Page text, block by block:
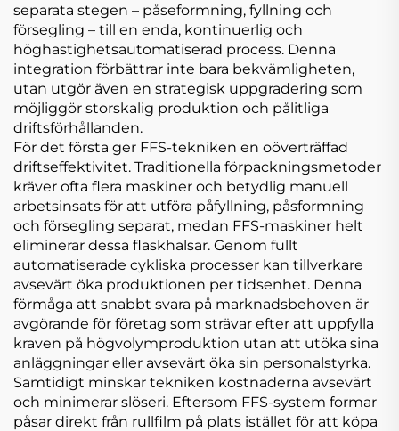
separata stegen – påseformning, fyllning och
försegling – till en enda, kontinuerlig och
höghastighetsautomatiserad process. Denna
integration förbättrar inte bara bekvämligheten,
utan utgör även en strategisk uppgradering som
möjliggör storskalig produktion och pålitliga
driftsförhållanden.
För det första ger FFS-tekniken en oöverträffad
driftseffektivitet. Traditionella förpackningsmetoder
kräver ofta flera maskiner och betydlig manuell
arbetsinsats för att utföra påfyllning, påsformning
och försegling separat, medan FFS-maskiner helt
eliminerar dessa flaskhalsar. Genom fullt
automatiserade cykliska processer kan tillverkare
avsevärt öka produktionen per tidsenhet. Denna
förmåga att snabbt svara på marknadsbehoven är
avgörande för företag som strävar efter att uppfylla
kraven på högvolymproduktion utan att utöka sina
anläggningar eller avsevärt öka sin personalstyrka.
Samtidigt minskar tekniken kostnaderna avsevärt
och minimerar slöseri. Eftersom FFS-system formar
påsar direkt från rullfilm på plats istället för att köpa